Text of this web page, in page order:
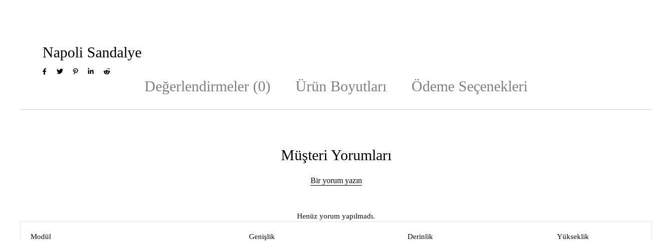
Napoli Sandalye
Değerlendirmeler (0) Ürün Boyutları Ödeme Seçenekleri
Müşteri Yorumları
Bir yorum yazın
Henüz yorum yapılmadı.
Modül Genişlik Derinlik Yükseklik